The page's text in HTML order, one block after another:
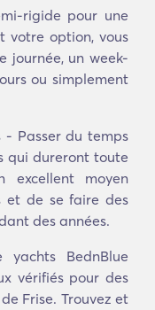
rigide pour une
votre option, vous
journée, un week-
ou simplement
- Passer du temps
qui dureront toute
excellent moyen
et de se faire des
des années.
BednBlue
vérifiés pour des
Frise. Trouvez et